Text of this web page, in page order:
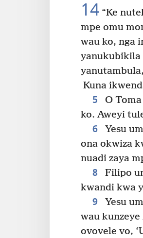
14 “Ke
mpe omu
wau ko, nga
yanukubikila
Kuna
5 O Toma
ko. Aweyi
6 Yesu
ona okwiza
nuadi zaya
8
Filipo
kwandi kwa
9
Yesu
wau kunzeye
ovovele vo,